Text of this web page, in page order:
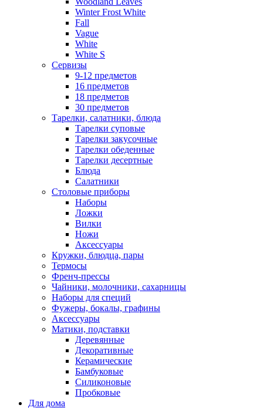
Winter Frost White
Fall
Vague
White
White S
Сервизы
9-12 предметов
16 предметов
18 предметов
30 предметов
Тарелки, салатники, блюда
Тарелки суповые
Тарелки закусочные
Тарелки обеденные
Тарелки десертные
Блюда
Салатники
Столовые приборы
Наборы
Ложки
Вилки
Ножи
Аксессуары
Кружки, блюдца, пары
Термосы
Френч-прессы
Чайники, молочники, сахарницы
Наборы для специй
Фужеры, бокалы, графины
Аксессуары
Матики, подставки
Деревянные
Декоративные
Керамические
Бамбуковые
Силиконовые
Пробковые
Для дома